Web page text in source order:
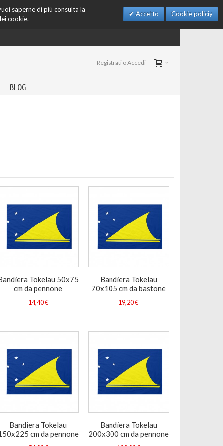
saperne di più consulta la
cookie.
Accetto Cookie policiy
Registrati o Accedi
BLOG
Tokelau 50x75
cm da pennone
14,40 €
Bandiera Tokelau
70x105 cm da bastone
19,20 €
Bandiera Tokelau
cm da pennone
Bandiera Tokelau
200x300 cm da pennone